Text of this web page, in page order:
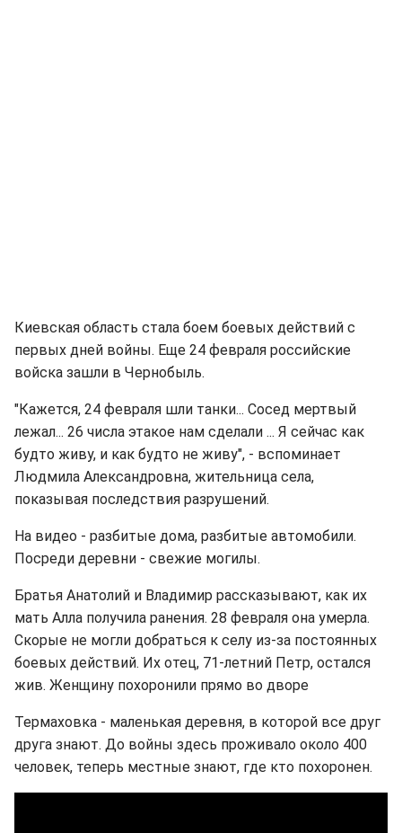
Киевская область стала боем боевых действий с
первых дней войны. Еще 24 февраля российские
войска зашли в Чернобыль.
"Кажется, 24 февраля шли танки... Сосед мертвый
лежал... 26 числа этакое нам сделали ... Я сейчас как
будто живу, и как будто не живу", - вспоминает
Людмила Александровна, жительница села,
показывая последствия разрушений.
На видео - разбитые дома, разбитые автомобили.
Посреди деревни - свежие могилы.
Братья Анатолий и Владимир рассказывают, как их
мать Алла получила ранения. 28 февраля она умерла.
Скорые не могли добраться к селу из-за постоянных
боевых действий. Их отец, 71-летний Петр, остался
жив. Женщину похоронили прямо во дворе
Термаховка - маленькая деревня, в которой все друг
друга знают. До войны здесь проживало около 400
человек, теперь местные знают, где кто похоронен.